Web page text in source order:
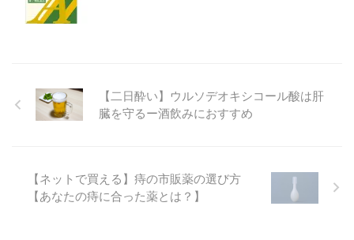
【二日酔い】ウルソデオキシコール酸は肝
臓を守るー酒飲みにおすすめ
【ネットで買える】痔の市販薬の選び方
【あなたの痔に合った薬とは？】